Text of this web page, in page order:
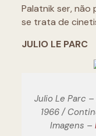
Palatnik ser, não
se trata de
JULIO LE PARC
Julio Le Parc
1966 /
Imagens –